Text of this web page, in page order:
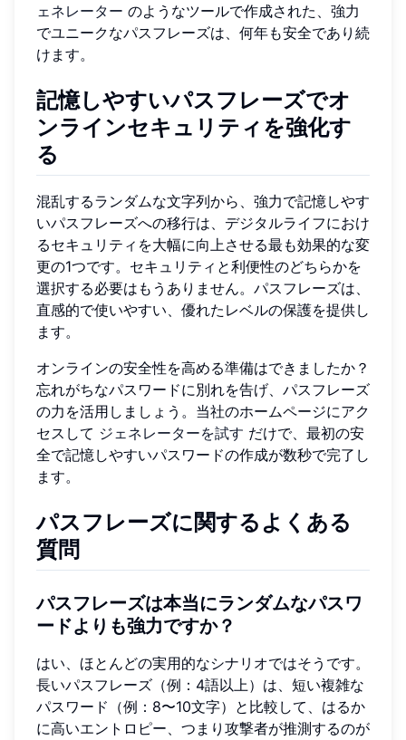
ェネレーター のようなツールで作成された、強力
でユニークなパスフレーズは、何年も安全であり続
けます。
記憶しやすいパスフレーズでオ
ンラインセキュリティを強化す
る
混乱するランダムな文字列から、強力で記憶しやす
いパスフレーズへの移行は、デジタルライフにおけ
るセキュリティを大幅に向上させる最も効果的な変
更の1つです。セキュリティと利便性のどちらかを
選択する必要はもうありません。パスフレーズは、
直感的で使いやすい、優れたレベルの保護を提供し
ます。
オンラインの安全性を高める準備はできましたか？
忘れがちなパスワードに別れを告げ、パスフレーズ
の力を活用しましょう。当社のホームページにアク
セスして ジェネレーターを試す だけで、最初の安
全で記憶しやすいパスワードの作成が数秒で完了し
ます。
パスフレーズに関するよくある
質問
パスフレーズは本当にランダムなパスワ
ードよりも強力ですか？
はい、ほとんどの実用的なシナリオではそうです。
長いパスフレーズ（例：4語以上）は、短い複雑な
パスワード（例：8〜10文字）と比較して、はるか
に高いエントロピー、つまり攻撃者が推測するのが